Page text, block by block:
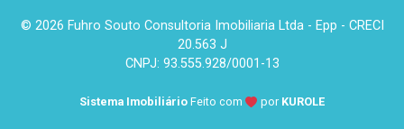
© 2026 Fuhro Souto Consultoria Imobiliaria Ltda - Epp - CRECI
20.563 J
CNPJ: 93.555.928/0001-13
Sistema Imobiliário Feito com por KUROLE